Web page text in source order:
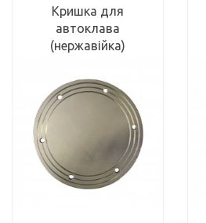
Кришка для
автоклава
(нержавійка)